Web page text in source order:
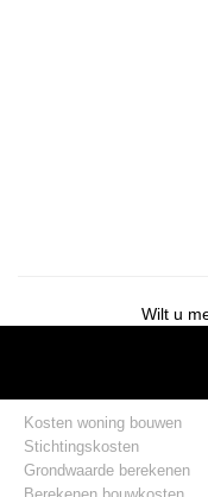
Wilt u
Kosten woning bouwen
Stichtingskosten
Grondwaarde berekenen